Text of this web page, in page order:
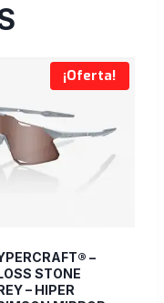
¡Oferta!
–
STONE
– HIPER